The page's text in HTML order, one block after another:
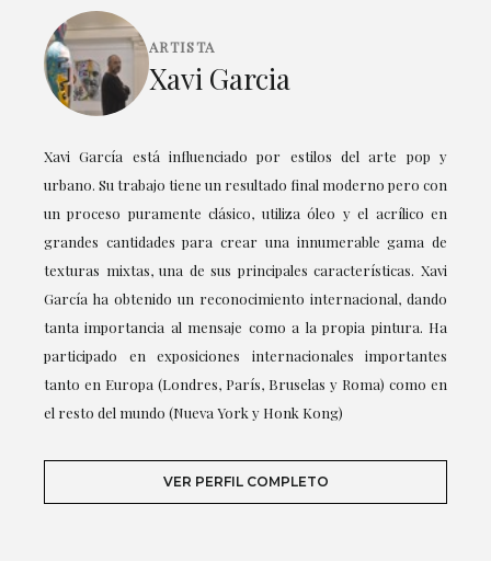
ARTISTA
Xavi Garcia
Xavi García está influenciado por estilos del arte pop y
urbano. Su trabajo tiene un resultado final moderno pero con
un proceso puramente clásico, utiliza óleo y el acrílico en
grandes cantidades para crear una innumerable gama de
texturas mixtas, una de sus principales características. Xavi
García ha obtenido un reconocimiento internacional, dando
tanta importancia al mensaje como a la propia pintura. Ha
participado en exposiciones internacionales importantes
tanto en Europa (Londres, París, Bruselas y Roma) como en
el resto del mundo (Nueva York y Honk Kong)
VER PERFIL COMPLETO